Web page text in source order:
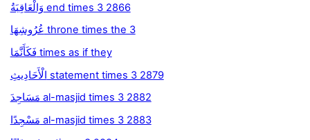
وَالْعَاقِبَةُ end times 3 2866
عُرُوشِهَا throne times the 3
فَكَأَنَّمَا times as if they
الْأَحَادِيثِ statement times 3 2879
مَسَاجِدَ al-masjid times 3 2882
مَسْجِدًا al-masjid times 3 2883